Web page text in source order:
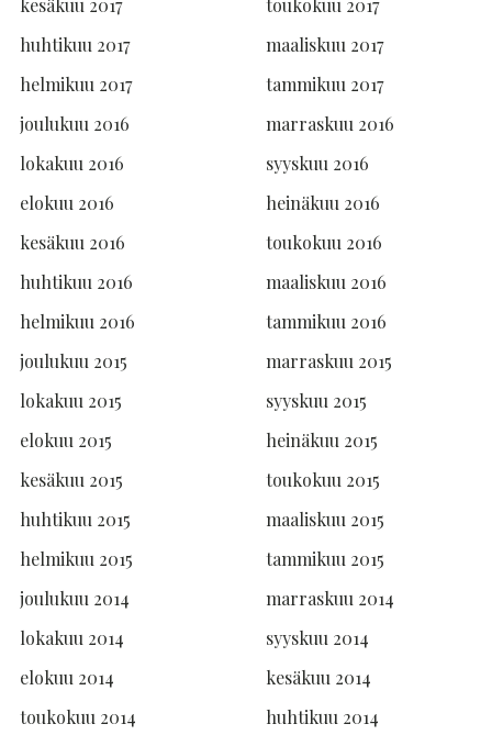
kesäkuu 2017
toukokuu 2017
huhtikuu 2017
maaliskuu 2017
helmikuu 2017
tammikuu 2017
joulukuu 2016
marraskuu 2016
lokakuu 2016
syyskuu 2016
elokuu 2016
heinäkuu 2016
kesäkuu 2016
toukokuu 2016
huhtikuu 2016
maaliskuu 2016
helmikuu 2016
tammikuu 2016
joulukuu 2015
marraskuu 2015
lokakuu 2015
syyskuu 2015
elokuu 2015
heinäkuu 2015
kesäkuu 2015
toukokuu 2015
huhtikuu 2015
maaliskuu 2015
helmikuu 2015
tammikuu 2015
joulukuu 2014
marraskuu 2014
lokakuu 2014
syyskuu 2014
elokuu 2014
kesäkuu 2014
toukokuu 2014
huhtikuu 2014